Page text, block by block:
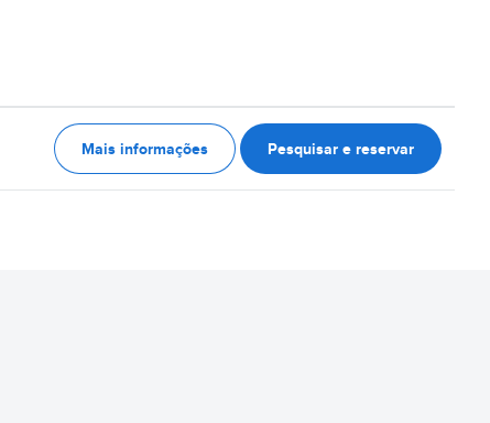
Mais informações Pesquisar e reservar